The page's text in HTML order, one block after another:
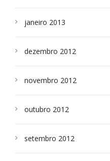
janeiro 2013
dezembro 2012
novembro 2012
outubro 2012
setembro 2012